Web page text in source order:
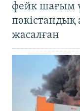
фейк шағым
жасалған